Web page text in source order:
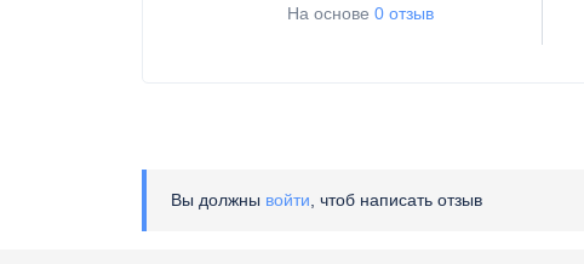
На основе0 отзыв
Вы должны войти , чтоб написать отзыв